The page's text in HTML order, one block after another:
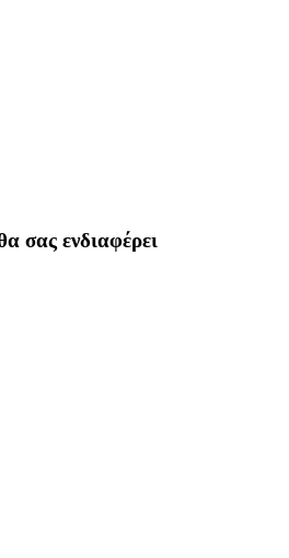
σας ενδιαφέρει